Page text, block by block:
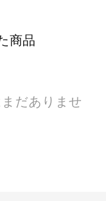
商品
だありませ